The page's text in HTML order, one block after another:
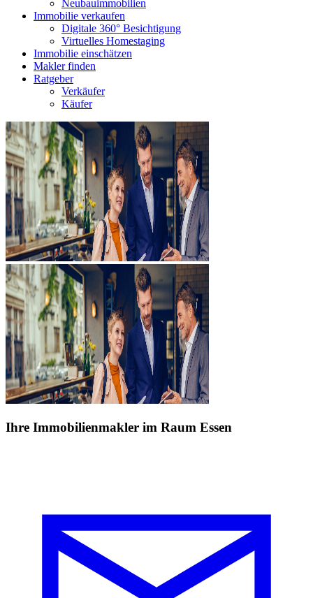
Neubauimmobilien
Immobilie verkaufen
Digitale 360° Besichtigung
Virtuelles Homestaging
Immobilie einschätzen
Makler finden
Ratgeber
Verkäufer
Käufer
Ihre Immobilienmakler im Raum Essen